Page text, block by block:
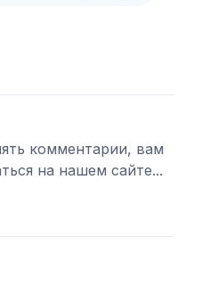
комментарии, вам
на нашем сайте...